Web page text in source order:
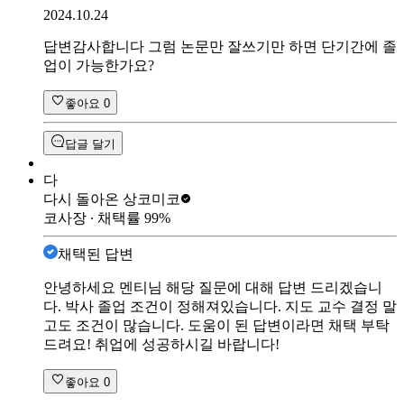
2024.10.24
답변감사합니다 그럼 논문만 잘쓰기만 하면 단기간에 졸
업이 가능한가요?
좋아요 0
답글 달기
다
다시 돌아온 상코미코
코사장 ∙ 채택률 99%
채택된 답변
안녕하세요 멘티님 해당 질문에 대해 답변 드리겠습니
다. 박사 졸업 조건이 정해져있습니다. 지도 교수 결정 말
고도 조건이 많습니다. 도움이 된 답변이라면 채택 부탁
드려요! 취업에 성공하시길 바랍니다!
좋아요 0